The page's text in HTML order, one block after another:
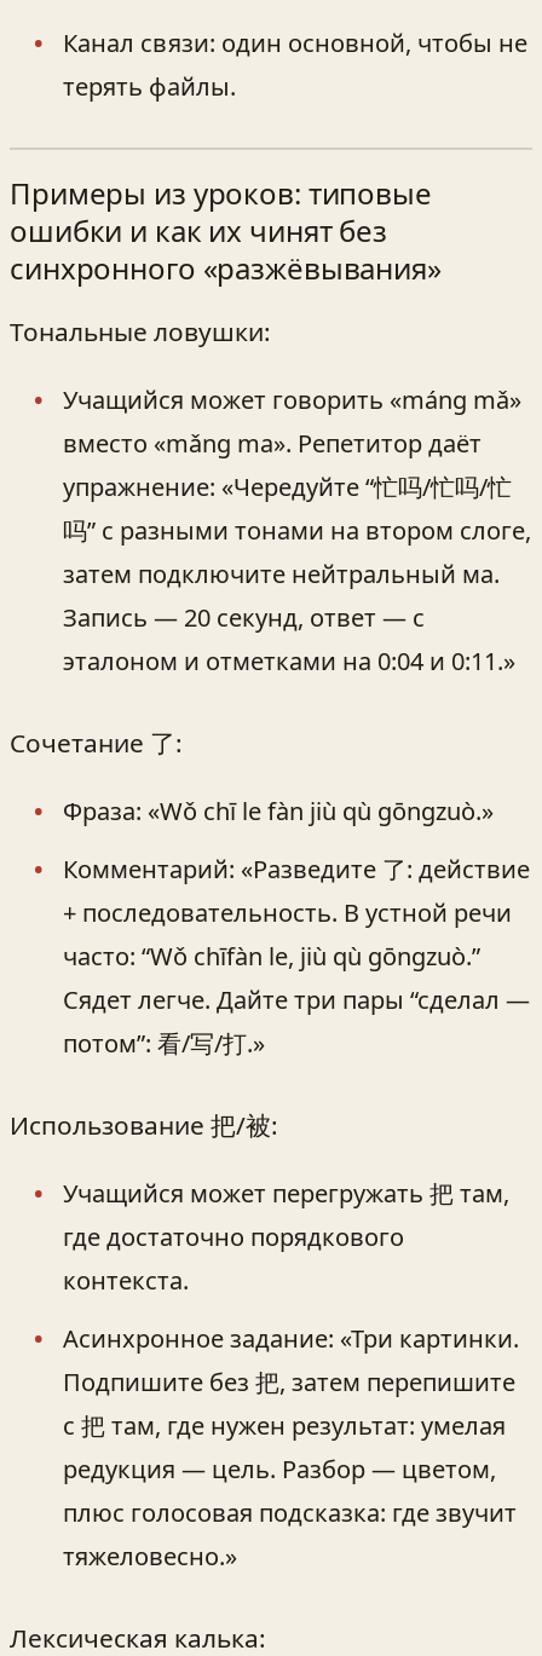
Канал связи: один основной, чтобы не
терять файлы.
Примеры из уроков: типовые
ошибки и как их чинят без
синхронного «разжёвывания»
Тональные ловушки:
Учащийся может говорить «máng mǎ»
вместо «mǎng ma». Репетитор даёт
упражнение: «Чередуйте “忙吗/忙吗/忙
吗” с разными тонами на втором слоге,
затем подключите нейтральный ма.
Запись — 20 секунд, ответ — с
эталоном и отметками на 0:04 и 0:11.»
Сочетание 了:
Фраза: «Wǒ chī le fàn jiù qù gōngzuò.»
Комментарий: «Разведите 了: действие
+ последовательность. В устной речи
часто: “Wǒ chīfàn le, jiù qù gōngzuò.”
Сядет легче. Дайте три пары “сделал —
потом”: 看/写/打.»
Использование 把/被:
Учащийся может перегружать 把 там,
где достаточно порядкового
контекста.
Асинхронное задание: «Три картинки.
Подпишите без 把, затем перепишите
с 把 там, где нужен результат: умелая
редукция — цель. Разбор — цветом,
плюс голосовая подсказка: где звучит
тяжеловесно.»
Лексическая калька: